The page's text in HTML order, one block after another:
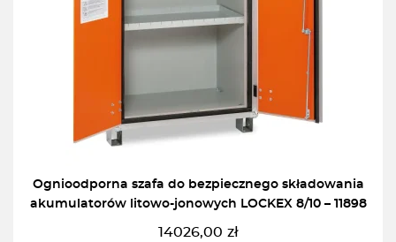
Ognioodporna szafa do bezpiecznego składowania
akumulatorów litowo-jonowych LOCKEX 8/10 – 11898
14026,00 zł